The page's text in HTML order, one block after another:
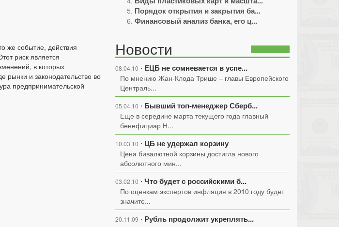
же событие, действия
риск является
в которых
рынки и законодательство во
предпринимательской
Порядок открытия и закрытия ба...
Финансовый анализ банка, его ц...
Новости
08.04.10 ⋅ ЕЦБ не сомневается в успе...
По мнению Жан-Клода Трише – главы Европейского
Централь...
05.04.10 ⋅ Бывший топ-менеджер Сберб...
Еще в середине марта текущего года главный
бенефициар Н...
10.03.10 ⋅ ЦБ не удержал корзину
Цена бивалютной корзины достигла нового
абсолютного мин...
03.02.10 ⋅ Что будет с российскими б...
По оценкам экспертов инфляция в 2010 году будет
значите...
20.11.09 ⋅ Рубль продолжит укреплять...